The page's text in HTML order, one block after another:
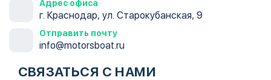
Адрес офиса
г. Краснодар, ул. Старокубанская, 9
Отправить почту
info@motorsboat.ru
СВЯЗАТЬСЯ С НАМИ